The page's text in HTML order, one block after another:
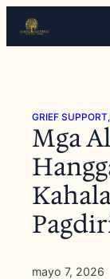
contenido
GRIEF
Mga
mayo 7, 2026